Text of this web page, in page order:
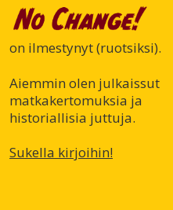
on ilmestynyt (ruotsiksi).
Aiemmin olen julkaissut
matkakertomuksia ja
historiallisia juttuja.
Sukella kirjoihin!